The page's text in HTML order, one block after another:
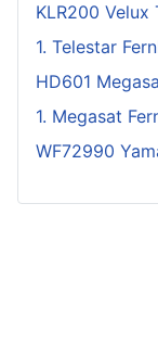
KLR200 Velux
1. Telestar
HD601
1. Megasat
WF72990